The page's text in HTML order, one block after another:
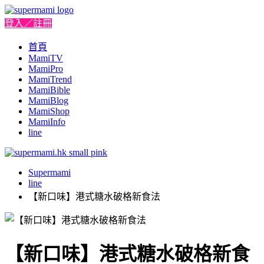
登入／註冊
首頁
MamiTV
MamiPro
MamiTrend
MamiBible
MamiBlog
MamiShop
MamiInfo
line
Supermami
line
【新口味】港式糖水破格新食法
【新口味】港式糖水破格新食